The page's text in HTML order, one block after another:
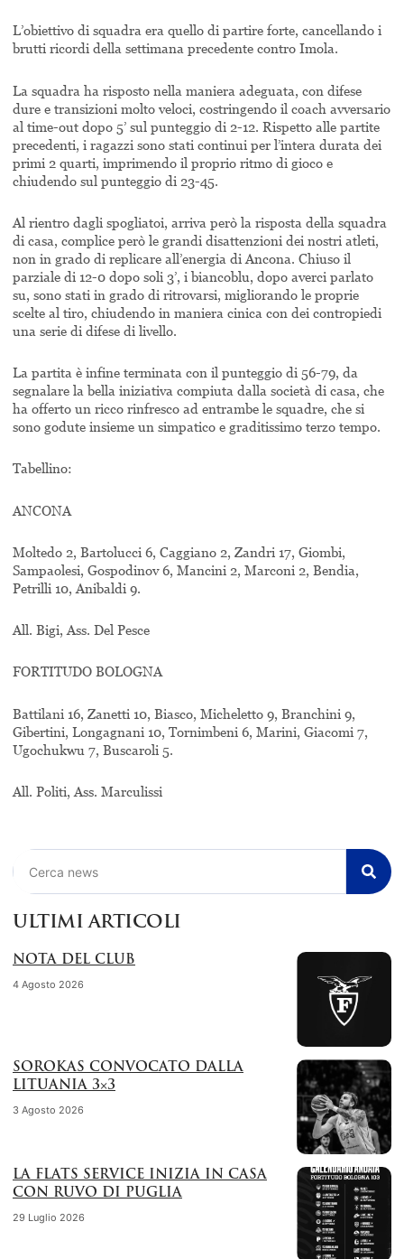
L’obiettivo di squadra era quello di partire forte, cancellando i
brutti ricordi della settimana precedente contro Imola.
La squadra ha risposto nella maniera adeguata, con difese
dure e transizioni molto veloci, costringendo il coach avversario
al time-out dopo 5’ sul punteggio di 2-12. Rispetto alle partite
precedenti, i ragazzi sono stati continui per l’intera durata dei
primi 2 quarti, imprimendo il proprio ritmo di gioco e
chiudendo sul punteggio di 23-45.
Al rientro dagli spogliatoi, arriva però la risposta della squadra
di casa, complice però le grandi disattenzioni dei nostri atleti,
non in grado di replicare all’energia di Ancona. Chiuso il
parziale di 12-0 dopo soli 3’, i biancoblu, dopo averci parlato
su, sono stati in grado di ritrovarsi, migliorando le proprie
scelte al tiro, chiudendo in maniera cinica con dei contropiedi
una serie di difese di livello.
La partita è infine terminata con il punteggio di 56-79, da
segnalare la bella iniziativa compiuta dalla società di casa, che
ha offerto un ricco rinfresco ad entrambe le squadre, che si
sono godute insieme un simpatico e graditissimo terzo tempo.
Tabellino:
ANCONA
Moltedo 2, Bartolucci 6, Caggiano 2, Zandri 17, Giombi,
Sampaolesi, Gospodinov 6, Mancini 2, Marconi 2, Bendia,
Petrilli 10, Anibaldi 9.
All. Bigi, Ass. Del Pesce
FORTITUDO BOLOGNA
Battilani 16, Zanetti 10, Biasco, Micheletto 9, Branchini 9,
Gibertini, Longagnani 10, Tornimbeni 6, Marini, Giacomi 7,
Ugochukwu 7, Buscaroli 5.
All. Politi, Ass. Marculissi
ULTIMI ARTICOLI
NOTA DEL CLUB
4 Agosto 2026
SOROKAS CONVOCATO DALLA
LITUANIA 3×3
3 Agosto 2026
LA FLATS SERVICE INIZIA IN CASA
CON RUVO DI PUGLIA
29 Luglio 2026